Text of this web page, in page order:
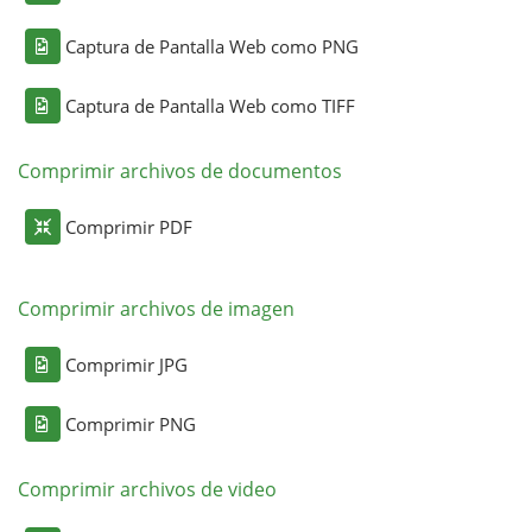
Captura de Pantalla Web como PNG
Captura de Pantalla Web como TIFF
Comprimir archivos de documentos
Comprimir PDF
Comprimir archivos de imagen
Comprimir JPG
Comprimir PNG
Comprimir archivos de video